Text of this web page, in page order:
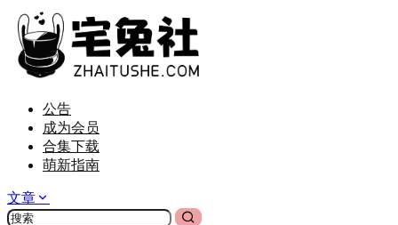
公告
成为会员
合集下载
萌新指南
文章